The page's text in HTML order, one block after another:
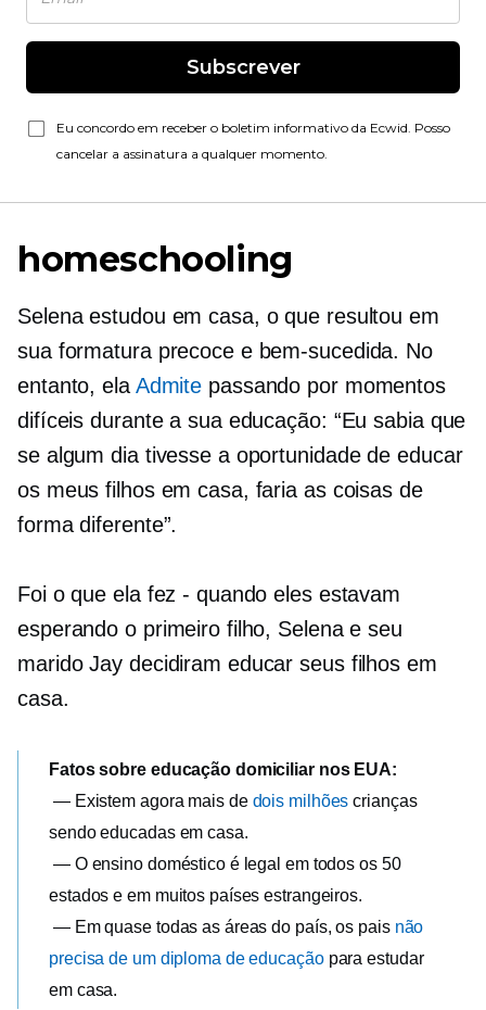
Subscrever
Eu concordo em receber o boletim informativo da Ecwid. Posso
cancelar a assinatura a qualquer momento.
homeschooling
Selena estudou em casa, o que resultou em
sua formatura precoce e bem-sucedida. No
entanto, ela Admite passando por momentos
difíceis durante a sua educação: “Eu sabia que
se algum dia tivesse a oportunidade de educar
os meus filhos em casa, faria as coisas de
forma diferente”.
Foi o que ela fez - quando eles estavam
esperando o primeiro filho, Selena e seu
marido Jay decidiram educar seus filhos em
casa.
Fatos sobre educação domiciliar nos EUA:
— Existem agora mais de dois milhões crianças
sendo educadas em casa.
— O ensino doméstico é legal em todos os 50
estados e em muitos países estrangeiros.
— Em quase todas as áreas do país, os pais não
precisa de um diploma de educaçãopara estudar
em casa.